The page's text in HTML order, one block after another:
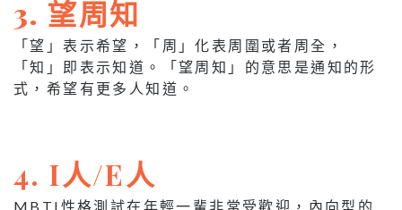
3. 望周知
「望」表示希望，「周」化表周圍或者周全，
「知」即表示知道。「望周知」的意思是通知的形
式，希望有更多人知道。
4. I人/E人
MBTI性格測試在年輕一輩非常受歡迎，內向型的